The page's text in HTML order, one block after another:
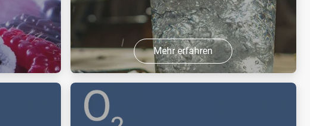
Mehr erfahren
ALIGAL 2 ist ein unter Druck
verflüssigtes, farb- und geruchloses
Gas, das nicht brennbar sowie